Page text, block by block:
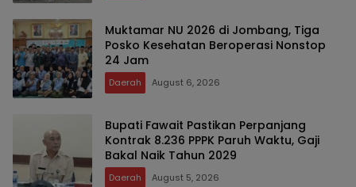
Muktamar NU 2026 di Jombang, Tiga
Posko Kesehatan Beroperasi Nonstop
24 Jam
Daerah August 6, 2026
Bupati Fawait Pastikan Perpanjang
Kontrak 8.236 PPPK Paruh Waktu, Gaji
Bakal Naik Tahun 2029
Daerah August 5, 2026